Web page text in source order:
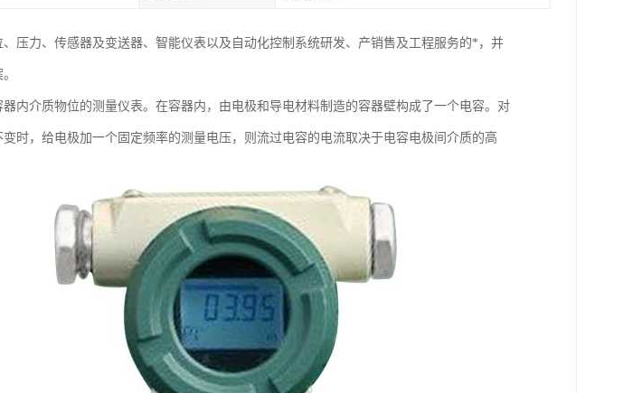
压力、传感器及变送器、智能仪表以及自动化控制系统研发、产销售及工程服务的*，并
内介质物位的测量仪表。在容器内，由电极和导电材料制造的容器壁构成了一个电容。对
时，给电极加一个固定频率的测量电压，则流过电容的电流取决于电容电极间介质的高